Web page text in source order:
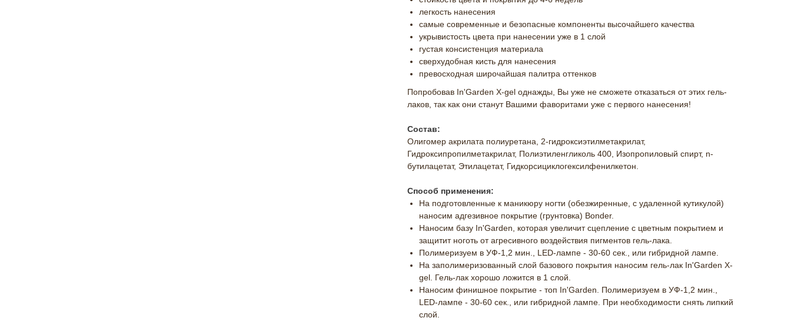
легкость нанесения
самые современные и безопасные компоненты высочайшего качества
укрывистость цвета при нанесении уже в 1 слой
густая консистенция материала
сверхудобная кисть для нанесения
превосходная широчайшая палитра оттенков
Попробовав In'Garden X-gel однажды, Вы уже не сможете отказаться от этих гель-
лаков, так как они станут Вашими фаворитами уже с первого нанесения!
Состав:
Олигомер акрилата полиуретана, 2-гидроксиэтилметакрилат,
Гидроксипропилметакрилат, Полиэтиленгликоль 400, Изопропиловый спирт, n-
бутилацетат, Этилацетат, Гидкорсициклогексилфенилкетон.
Способ применения:
На подготовленные к маникюру ногти (обезжиренные, с удаленной кутикулой)
наносим адгезивное покрытие (грунтовка) Bonder.
Наносим базу In'Garden, которая увеличит сцепление с цветным покрытием и
защитит ноготь от агресивного воздействия пигментов гель-лака.
Полимеризуем в УФ-1,2 мин., LED-лампе - 30-60 сек., или гибридной лампе.
На заполимеризованный слой базового покрытия наносим гель-лак In'Garden X-
gel. Гель-лак хорошо ложится в 1 слой.
Наносим финишное покрытие - топ In'Garden. Полимеризуем в УФ-1,2 мин.,
LED-лампе - 30-60 сек., или гибридной лампе. При необходимости снять липкий
слой.